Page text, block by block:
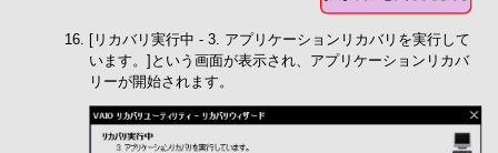
[リカバリ実行中 - 3. アプリケーションリカバリを実行して
います。]という画面が表示され、アプリケーションリカバ
リーが開始されます。